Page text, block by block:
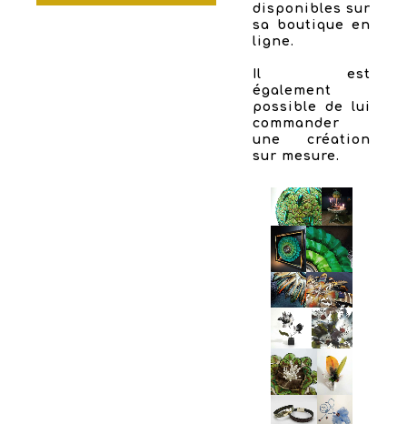
disponibles sur
sa boutique en
ligne.
Il est
également
possible de lui
commander
une création
sur mesure.